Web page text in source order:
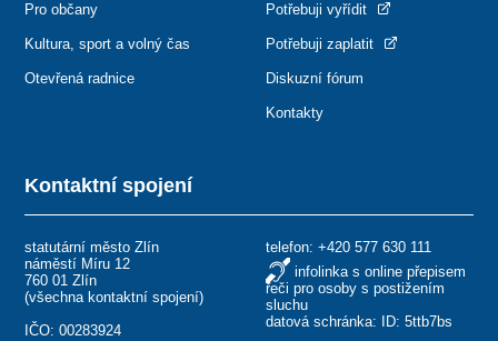
Kontaktní spojení
statutární město Zlín
náměstí Míru 12
760 01 Zlín
(všechna kontaktní spojení)
IČO: 00283924
telefon: +420 577 630 111
infolinka s online přepisem
řeči pro osoby s postižením
sluchu
datová schránka: ID: 5ttb7bs
Pro občany
Kultura, sport a volný čas
Otevřená radnice
Potřebuji vyřídit
Potřebuji zaplatit
Diskuzní fórum
Kontakty